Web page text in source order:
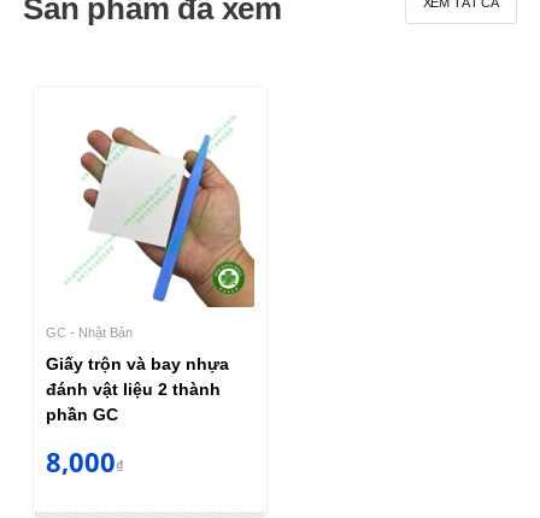
Sản phẩm đã xem
GC - Nhật Bản
Giấy trộn và bay nhựa
đánh vật liệu 2 thành
phần GC
8,000₫